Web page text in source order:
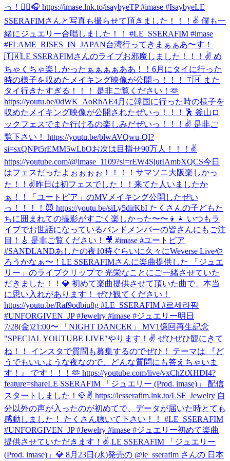
っ！✌🏼🎧 https://imase.lnk.to/isaybyeTP #imase #IsaybyeLE
SSERAFIMさんと写真も撮らせて頂きました！！！✌ 僕も一
緒にジュエリー合唱しました！！ #LE_SSERAFIM #imase
#FLAME_RISES_IN_JAPAN台湾行ってきまぁぁあ〜す！
🇹🇼LE SSERAFIMさんのライブお邪魔しました！！！✌️ め
ちゃくちゃ楽しかったぁぁぁぁああ！！ 6月にタイに行った
時の様子を収めたメイキング映像が公開っ！！！🇹🇭 また
タイ行きたすぎる！！！ 是非ご覧ください！🫶
https://youtu.be/0dWK_AoRhAE4月に韓国に行った時の様子を
収めたメイキング映像が公開されたぜいっ！！！🕺 釜山ロ
ックフェスでまた行けるの楽しみだぜいっ！！！✌️ 是非ご
覧下さい！ https://youtu.be/blwAVQwu-QI?
si=sxQNPt5rEMM5wLbOお次は目指せ90万人！！！✌️
https://youtube.com/@imase_1109?si=rEW4SjutIAmbXQCS今日
はフェスだったよぉぉぉぉ！！！！サマソニ大阪楽しかっ
た！！✌️昨日は初フェスでした！！来てた人いましたか
ぁ！！
「ユートピア」のMVメイキング公開したぜい
っ！！！！😈 https://youtu.be/siLy5dirKbI たくさんの子どもた
ちに囲まれての撮影がすごく楽しかった〜〜👦👧 いつもラ
イブでお世話になっているバンドメンバーの皆さんにもご注
目！🎸 是非ご覧ください！🎥 #imase #ユートピア
#SANDLANDあしたの夜10時ぐらいに久々にWeverse Liveや
ろうかなぁ〜！ LE SSERAFIMさんに楽曲提供した 「ジュエ
リー」のライブクリップで 光栄なことにご一緒させていた
だきました！！💎 初めて楽曲提供させて頂いた曲で、本当
に思い入れがあります！ ぜひ観てください！
https://youtu.be/Raf9odbiu8g #LE_SSERAFIM #르세라핌
#UNFORGIVEN_JP #Jewelry #imase #ジュエリー明日
7/28(金)21:00〜 「NIGHT DANCER」 MV1億回再生記念
"SPECIAL YOUTUBE LIVE"やります！✌️ ぜひぜひ観にきて
ね！！ インスタで質問も募集するのでぜひ！ テーマは 『ど
うでもいいような夜なので、どんな質問にも答えちゃいま
す！』 です！！！🫶 https://youtube.com/live/vxChZtXHDI4?
feature=shareLE SSERAFIM 「ジュエリー (Prod. imase)」 配信
スタートしました！💎✌️ https://lesserafim.lnk.to/LSF_Jewelry 自
分以外の声が入ったのが初めてで、データが届いた時とても
感動しました！ たくさん聴いて下さい！！ #LE_SSERAFIM
#UNFORGIVEN_JP #Jewelry #imase #ジュエリー初めて楽曲
提供させていただきます！✌️ LE SSERAFIM 「ジュエリー
(Prod. imase)」💎 8月23日(水)発売の @le_sserafim さんの 日本